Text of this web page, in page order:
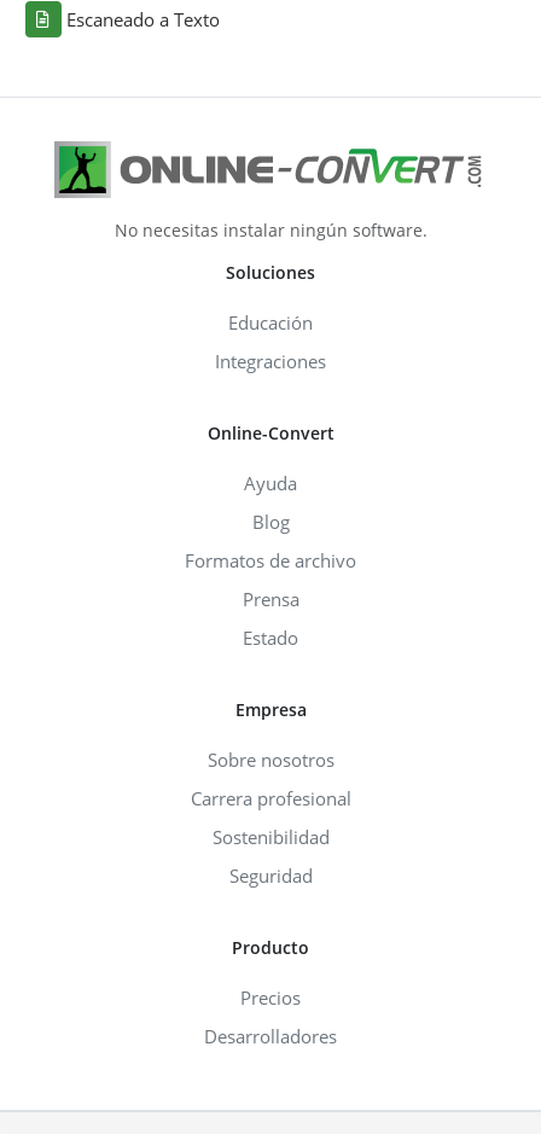
Escaneado a Texto
No necesitas instalar ningún software.
Soluciones
Educación
Integraciones
Online-Convert
Ayuda
Blog
Formatos de archivo
Prensa
Estado
Empresa
Sobre nosotros
Carrera profesional
Sostenibilidad
Seguridad
Producto
Precios
Desarrolladores